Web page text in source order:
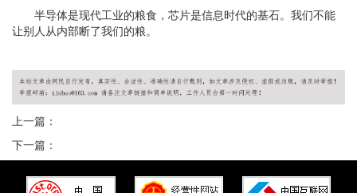
半导体是现代工业的粮食，芯片是信息时代的基石。我们不能
让别人从内部断了我们的粮。
上一篇：
下一篇：